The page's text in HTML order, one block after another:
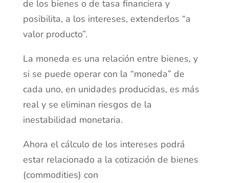
de los bienes o de tasa financiera y
posibilita, a los intereses, extenderlos “a
valor producto”.
La moneda es una relación entre bienes, y
si se puede operar con la “moneda” de
cada uno, en unidades producidas, es más
real y se eliminan riesgos de la
inestabilidad monetaria.
Ahora el cálculo de los intereses podrá
estar relacionado a la cotización de bienes
(commodities) con